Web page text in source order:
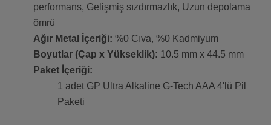
performans, Gelişmiş sızdırmazlık, Uzun depolama
ömrü
Ağır Metal İçeriği: %0 Cıva, %0 Kadmiyum
Boyutlar (Çap x Yükseklik): 10.5 mm x 44.5 mm
Paket İçeriği:
1 adet GP Ultra Alkaline G-Tech AAA 4'lü Pil
Paketi